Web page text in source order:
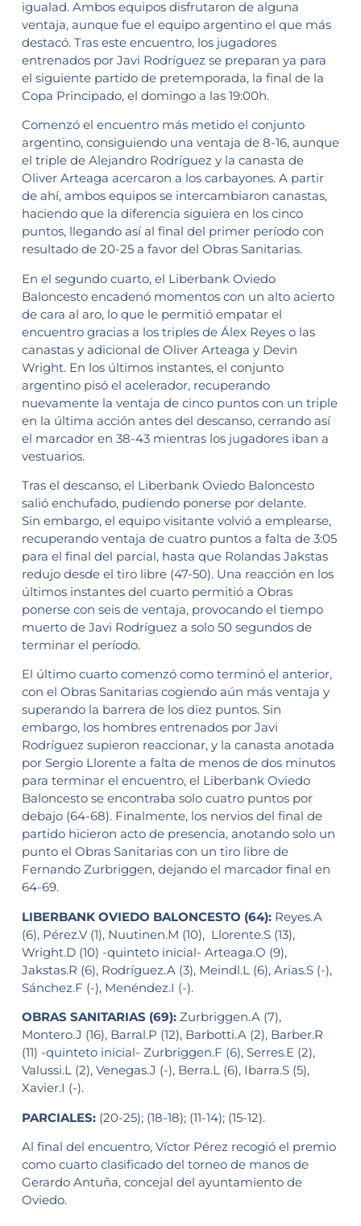
igualad. Ambos equipos disfrutaron de alguna
ventaja, aunque fue el equipo argentino el que más
destacó. Tras este encuentro, los jugadores
entrenados por Javi Rodríguez se preparan ya para
el siguiente partido de pretemporada, la final de la
Copa Principado, el domingo a las 19:00h.
Comenzó el encuentro más metido el conjunto
argentino, consiguiendo una ventaja de 8-16, aunque
el triple de Alejandro Rodríguez y la canasta de
Oliver Arteaga acercaron a los carbayones. A partir
de ahí, ambos equipos se intercambiaron canastas,
haciendo que la diferencia siguiera en los cinco
puntos, llegando así al final del primer período con
resultado de 20-25 a favor del Obras Sanitarias.
En el segundo cuarto, el Liberbank Oviedo
Baloncesto encadenó momentos con un alto acierto
de cara al aro, lo que le permitió empatar el
encuentro gracias a los triples de Álex Reyes o las
canastas y adicional de Oliver Arteaga y Devin
Wright. En los últimos instantes, el conjunto
argentino pisó el acelerador, recuperando
nuevamente la ventaja de cinco puntos con un triple
en la última acción antes del descanso, cerrando así
el marcador en 38-43 mientras los jugadores iban a
vestuarios.
Tras el descanso, el Liberbank Oviedo Baloncesto
salió enchufado, pudiendo ponerse por delante.
Sin embargo, el equipo visitante volvió a emplearse,
recuperando ventaja de cuatro puntos a falta de 3:05
para el final del parcial, hasta que Rolandas Jakstas
redujo desde el tiro libre (47-50). Una reacción en los
últimos instantes del cuarto permitió a Obras
ponerse con seis de ventaja, provocando el tiempo
muerto de Javi Rodríguez a solo 50 segundos de
terminar el período.
El último cuarto comenzó como terminó el anterior,
con el Obras Sanitarias cogiendo aún más ventaja y
superando la barrera de los diez puntos. Sin
embargo, los hombres entrenados por Javi
Rodríguez supieron reaccionar, y la canasta anotada
por Sergio Llorente a falta de menos de dos minutos
para terminar el encuentro, el Liberbank Oviedo
Baloncesto se encontraba solo cuatro puntos por
debajo (64-68). Finalmente, los nervios del final de
partido hicieron acto de presencia, anotando solo un
punto el Obras Sanitarias con un tiro libre de
Fernando Zurbriggen, dejando el marcador final en
64-69.
LIBERBANK OVIEDO BALONCESTO (64): Reyes.A
(6), Pérez.V (1), Nuutinen.M (10), Llorente.S (13),
Wright.D (10) -quinteto inicial- Arteaga.O (9),
Jakstas.R (6), Rodríguez.A (3), Meindl.L (6), Arias.S (-),
Sánchez.F (-), Menéndez.I (-).
OBRAS SANITARIAS (69): Zurbriggen.A (7),
Montero.J (16), Barral.P (12), Barbotti.A (2), Barber.R
(11) -quinteto inicial- Zurbriggen.F (6), Serres.E (2),
Valussi.L (2), Venegas.J (-), Berra.L (6), Ibarra.S (5),
Xavier.I (-).
PARCIALES: (20-25); (18-18); (11-14); (15-12).
Al final del encuentro, Víctor Pérez recogió el premio
como cuarto clasificado del torneo de manos de
Gerardo Antuña, concejal del ayuntamiento de
Oviedo.